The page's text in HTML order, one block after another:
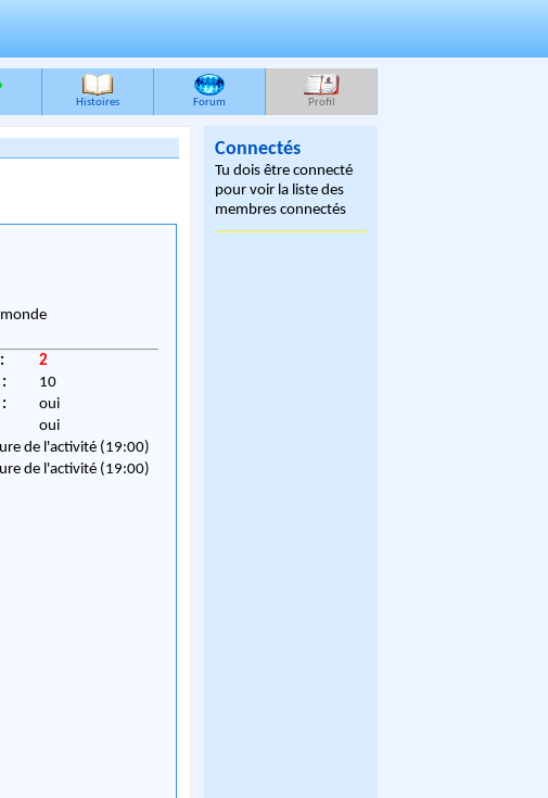
Histoires Forum Profil
2
10
oui
oui
de l'activité (19:00)
de l'activité (19:00)
Connectés
Tu dois être connecté
pour voir la liste des
membres connectés